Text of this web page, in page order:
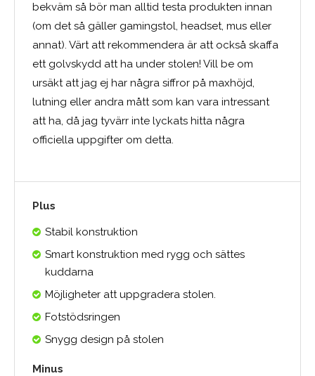
bekväm så bör man alltid testa produkten innan
(om det så gäller gamingstol, headset, mus eller
annat). Värt att rekommendera är att också skaffa
ett golvskydd att ha under stolen! Vill be om
ursäkt att jag ej har några siffror på maxhöjd,
lutning eller andra mått som kan vara intressant
att ha, då jag tyvärr inte lyckats hitta några
officiella uppgifter om detta.
Plus
Stabil konstruktion
Smart konstruktion med rygg och sättes
kuddarna
Möjligheter att uppgradera stolen.
Fotstödsringen
Snygg design på stolen
Minus